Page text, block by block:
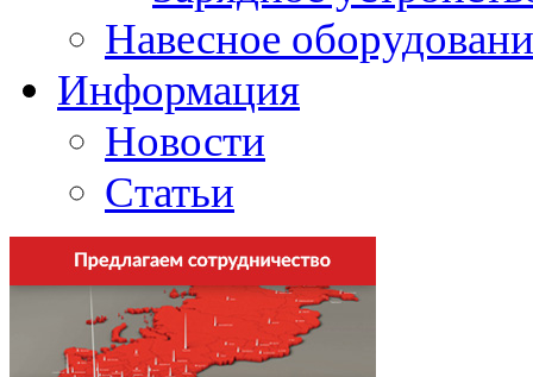
Навесное
Информация
Новости
Статьи